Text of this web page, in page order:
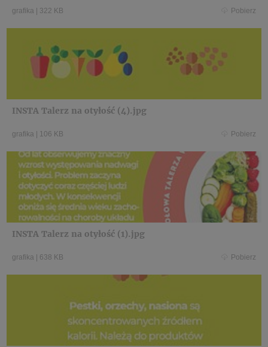
grafika 322 KB Pobierz
INSTA Talerz na otyłość (4).jpg
grafika 106 KB Pobierz
INSTA Talerz na otyłość (1).jpg
grafika 638 KB Pobierz